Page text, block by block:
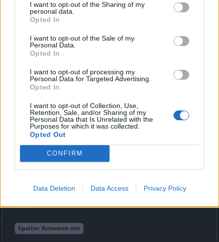
I want to opt-out of the Sharing of my
personal data.
Opted In
I want to opt-out of the Sale of my
Personal Data.
Opted In
I want to opt-out of processing my
Personal Data for Targeted Advertising.
Opted In
I want to opt-out of Collection, Use,
Retention, Sale, and/or Sharing of my
Personal Data that Is Unrelated with the
Purposes for which it was collected.
Opted Out
CONFIRM
Data Deletion Data Access Privacy Policy
Dev Team
Team Drakensang Online
Ja, eine bessere Sichtbarkeit des Mauszeigers würde ich
auch begrüßen!
Wenn es so richtig zur Sache geht und 5 Chars und ein
Schwierigkeiten haben den Mauszeiger zu orten.
Spoiler:Antworte mir
Verbindliche Speedbreakpoint-Tabelle ist notwendig! Als
unabdingbare Serviceleistung!
Es nicht verständlich, dass diese nicht mit den Änderungen
veröffentlicht wurde!
Spoiler:Antworte mir
wie sieht es mit neuen Errungschaftstiteln aus?
Ruki
Spoiler:Antworte mir